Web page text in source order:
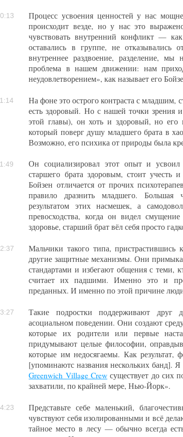
Процесс усвоения ценностей у нас
происходит везде, но у нас это
чувствовать внутренний конфликт —
оставались в группе, не
внутреннее раздвоение, разделение,
проблема в нашем движении: нам
неудовлетворением», как называет его
На фоне это острого контраста с младшим,
есть здоровый. Но с нашей точки зрения
этой главы), он хоть и здоровый, но его
который поверг душу младшего брата в
Возможно, его психика от природы была
Он социализировал этот опыт и
старшего брата здоровым, стоит
Бойзен отличается от прочих
правило дразнить младшего. Большая
результатом этих насмешек, а
превосходства, когда он видел
здоровье, старший брат вёл себя просто
Мальчики такого типа, пристрастившись
другие защитные механизмы. Они
стандартами и избегают общения с теми,
считает их падшими. Именно это и
преданных. И именно по этой причине
Такие подростки поддерживают
асоциальном поведении. Они создают
которые их родители или первые
придумывают целые философии,
которые им недосягаемы. Как результат,
[упоминаютс названия нескольких банд].
Greenwich Village Crew существует до сих
захватили, по крайней мере, Нью-Йорк».
Представьте себе маленький,
чувствуют себя изолированными и всё
тайное место в лесу — обычно всегда